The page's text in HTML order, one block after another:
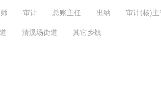
交通/物流/仓储 家政/安保 计算机/互联网/
工/采掘/冶炼/能源化工 影视传媒
审计 总账主任 出纳 审计(核)主
清溪场街道
其它乡镇